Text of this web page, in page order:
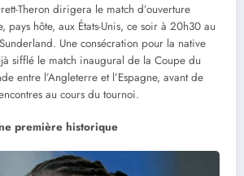
Theron dirigera le match d’ouverture
pays hôte, aux États-Unis, ce soir à 20h30 au
Une consécration pour la native
sifflé le match inaugural de la Coupe du
entre l’Angleterre et l’Espagne, avant de
au cours du tournoi.
première historique